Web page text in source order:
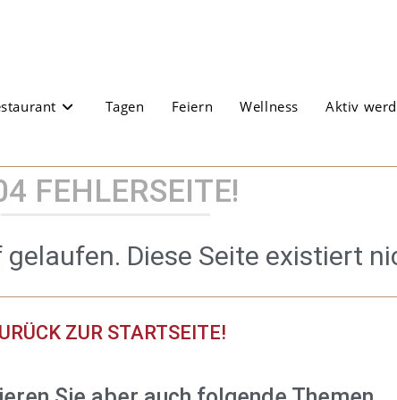
Tagen Feiern Wellness Aktiv
FEHLERSEITE!
Diese Seite existiert
ZUR STARTSEITE!